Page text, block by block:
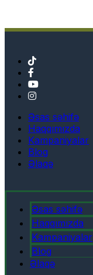
Əsas səhifə
Haqqımızda
Kampaniyalar
Blog
Əlaqə
Əsas səhifə
Haqqımızda
Kampaniyalar
Blog
Əlaqə